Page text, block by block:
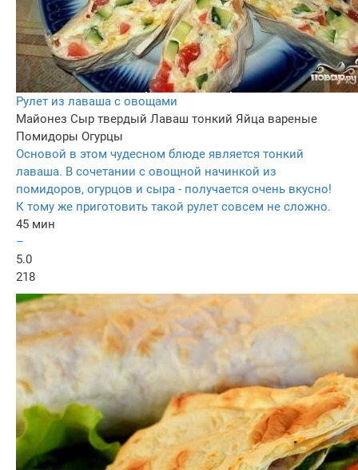
Рулет из лаваша с овощами
Майонез Сыр твердый Лаваш тонкий Яйца вареные
Помидоры Огурцы
Основой в этом чудесном блюде является тонкий
лаваша. В сочетании с овощной начинкой из
помидоров, огурцов и сыра - получается очень вкусно!
К тому же приготовить такой рулет совсем не сложно.
45 мин
–
5.0
218